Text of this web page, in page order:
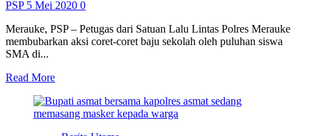
Voucer
PSP 5 Mei 2020 0
Merauke, PSP – Petugas dari Satuan Lalu Lintas Polres Merauke
membubarkan aksi coret-coret baju sekolah oleh puluhan siswa
SMA di...
Read MoreRead
about
Polisi